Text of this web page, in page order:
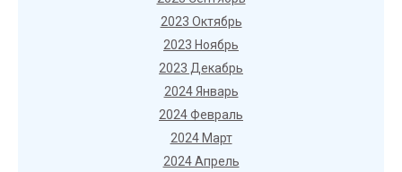
2023 Октябрь
2023 Ноябрь
2023 Декабрь
2024 Январь
2024 Февраль
2024 Март
2024 Апрель